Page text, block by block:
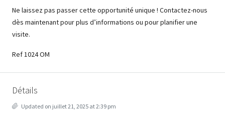
Ne laissez pas passer cette opportunité unique ! Contactez-nous
dès maintenant pour plus d’informations ou pour planifier une
visite.
Ref 1024 OM
Détails
Updated on juillet 21, 2025 at 2:39 pm